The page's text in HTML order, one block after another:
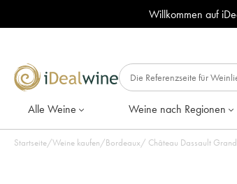
Willkommen auf
Alle Weine Weine nach Regionen
Startseite/Weine kaufen/Bordeaux/ Château Dassault